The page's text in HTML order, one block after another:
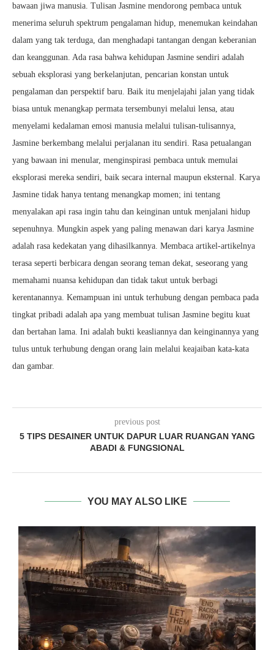
bawaan jiwa manusia. Tulisan Jasmine mendorong pembaca untuk
menerima seluruh spektrum pengalaman hidup, menemukan keindahan
dalam yang tak terduga, dan menghadapi tantangan dengan keberanian
dan keanggunan. Ada rasa bahwa kehidupan Jasmine sendiri adalah
sebuah eksplorasi yang berkelanjutan, pencarian konstan untuk
pengalaman dan perspektif baru. Baik itu menjelajahi jalan yang tidak
biasa untuk menangkap permata tersembunyi melalui lensa, atau
menyelami kedalaman emosi manusia melalui tulisan-tulisannya,
Jasmine berkembang melalui perjalanan itu sendiri. Rasa petualangan
yang bawaan ini menular, menginspirasi pembaca untuk memulai
eksplorasi mereka sendiri, baik secara internal maupun eksternal. Karya
Jasmine tidak hanya tentang menangkap momen; ini tentang
menyalakan api rasa ingin tahu dan keinginan untuk menjalani hidup
sepenuhnya. Mungkin aspek yang paling menawan dari karya Jasmine
adalah rasa kedekatan yang dihasilkannya. Membaca artikel-artikelnya
terasa seperti berbicara dengan seorang teman dekat, seseorang yang
memahami nuansa kehidupan dan tidak takut untuk berbagi
kerentanannya. Kemampuan ini untuk terhubung dengan pembaca pada
tingkat pribadi adalah apa yang membuat tulisan Jasmine begitu kuat
dan bertahan lama. Ini adalah bukti keasliannya dan keinginannya yang
tulus untuk terhubung dengan orang lain melalui keajaiban kata-kata
dan gambar.
previous post
5 TIPS DESAINER UNTUK DAPUR LUAR RUANGAN YANG
ABADI & FUNGSIONAL
YOU MAY ALSO LIKE